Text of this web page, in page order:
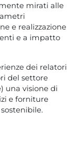
mirati alle
e realizzazione
e a impatto
dei relatori
del settore
una visione di
e forniture